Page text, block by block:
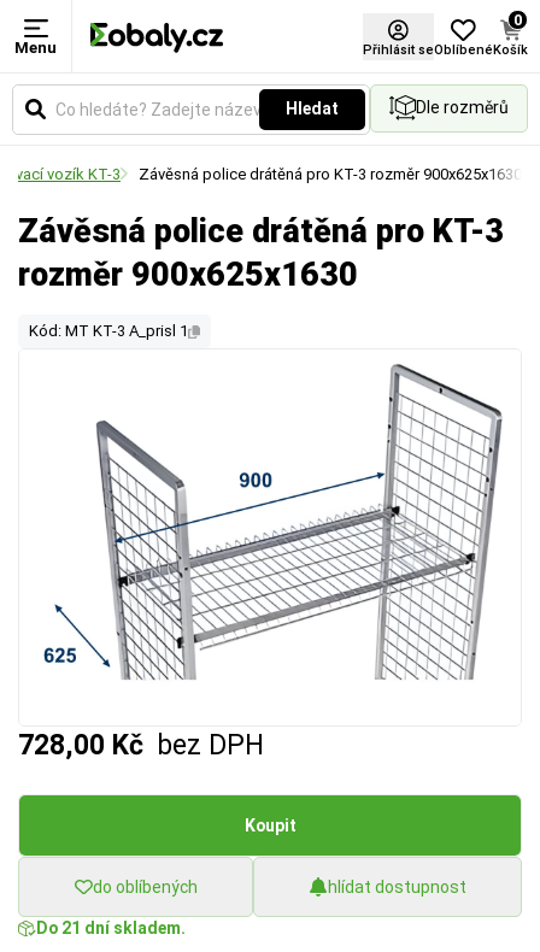
Menu Přihlásit seOblíbené
0
Košík
Hledat Dle rozměrů
vozík KT-3 Závěsná police drátěná pro KT-3 rozměr 900x625x1630
Závěsná police drátěná pro KT-3
rozměr 900x625x1630
Kód: MT KT-3 A_prisl 1
728,00 Kč bez DPH
Koupit
do oblíbených hlídat dostupnost
Do 21 dní skladem.